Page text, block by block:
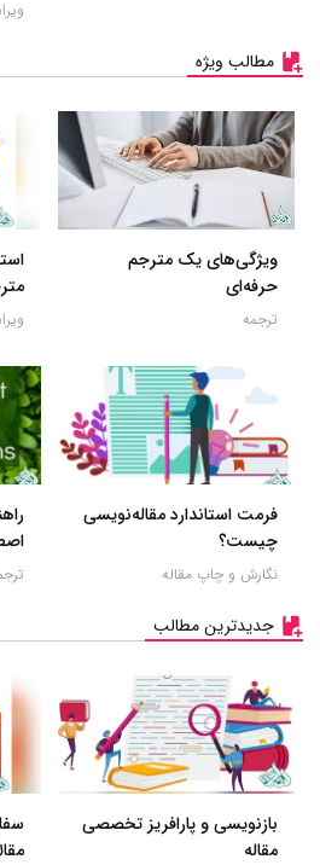
مطالب ویژه
ویژگی‌های یک مترجم
حرفه‌ای
ترجمه
فرمت استاندارد مقاله‌نویسی
چیست؟
نگارش و چاپ مقاله
جدیدترین مطالب
بازنویسی و پارافریز تخصصی
مقاله